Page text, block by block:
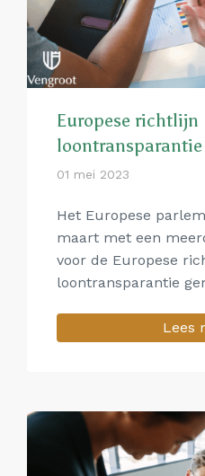
Europese richtlijn
01 mei 2023
Het Europese
maart met een
voor de Europese
loontransparantie
Lees